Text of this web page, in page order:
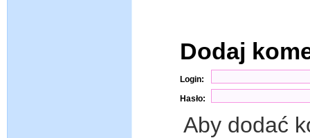
Dodaj
Login:
Hasło:
Aby dodać